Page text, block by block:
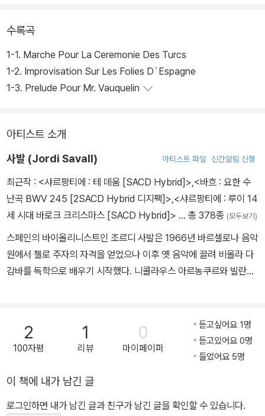
수록곡
1-1. Marche Pour La Ceremonie Des Turcs
1-2. Improvisation Sur Les Folies D`Espagne
1-3. Prelude Pour Mr. Vauquelin
아티스트 소개
사발 (Jordi Savall) 아티스트 파일 신간알림 신청
최근작 : <샤르팡티에 : 테 데움 [SACD Hybrid]>,<바흐 : 요한 수
난곡 BWV 245 [2SACD Hybrid 디지팩]>,<샤르팡티에 : 루이 14
세 시대 바로크 크리스마스 [SACD Hybrid]> … 총 378종 (모두보기)
스페인의 바이올리니스트인 조르디 사발은 1966년 바르셀로나 음악
원에서 첼로 주자의 자격을 얻었으나 이후 옛 음악에 끌려 비올라 다
감바를 독학으로 배우기 시작했다. 니콜라우스 아르농쿠르와 빌란트
스의 학위를 취득한 그는 그곳에서 비올라 다 감바를 가르쳤으며 수
많은 실습과 연주회를 통해서 교육활동의 장을 넓혀 나갔다. 연주는
독주 또는 사발이 1974년에 창립한 앙상블 [헤스페리온 XX]에 의해
라트 피게라스, 류트의 홉킨스 스미스, 플루트와 타악기의 로렌초 알
페르트 등으로 이뤄졌다. 사발은 고음악의 풍성함을 위해 즉흥성을
2
100자평
1
리뷰
0
마이페이퍼
듣고싶어요 1명
듣고있어요 0명
들었어요 5명
이 책에 내가 남긴 글
로그인하면 내가 남긴 글과 친구가 남긴 글을 확인할 수 있습니다.